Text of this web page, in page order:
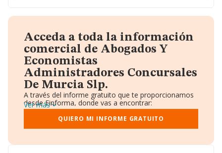
Acceda a toda la información
comercial de Abogados Y
Economistas
Administradores Concursales
De Murcia Slp.
A través del informe gratuito que te proporcionamos
desde Einforma, donde vas a encontrar:
Datos identificativos: Denominación, CIF,
Teléfono, Domicilio.
Informe Mercantil Completo (BORME).
Ver más
QUIERO MI INFORME GRATUITO